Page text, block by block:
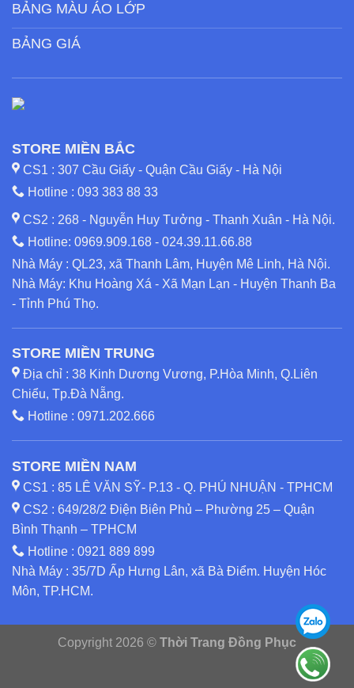
BẢNG MÀU ÁO LỚP
BẢNG GIÁ
STORE MIỀN BẮC
CS1 : 307 Cầu Giấy - Quận Cầu Giấy - Hà Nội
Hotline : 093 383 88 33
CS2 : 268 - Nguyễn Huy Tưởng - Thanh Xuân - Hà Nội.
Hotline: 0969.909.168 - 024.39.11.66.88
Nhà Máy : QL23, xã Thanh Lâm, Huyện Mê Linh, Hà Nội.
Nhà Máy: Khu Hoàng Xá - Xã Mạn Lạn - Huyện Thanh Ba
- Tỉnh Phú Thọ.
STORE MIỀN TRUNG
Địa chỉ : 38 Kinh Dương Vương, P.Hòa Minh, Q.Liên
Chiểu, Tp.Đà Nẵng.
Hotline : 0971.202.666
STORE MIỀN NAM
CS1 : 85 LÊ VĂN SỸ- P.13 - Q. PHÚ NHUẬN - TPHCM
CS2 : 649/28/2 Điện Biên Phủ – Phường 25 – Quận
Bình Thạnh – TPHCM
Hotline : 0921 889 899
Nhà Máy : 35/7D Ấp Hưng Lân, xã Bà Điểm. Huyện Hóc
Môn, TP.HCM.
Copyright 2026 © Thời Trang Đồng Phục